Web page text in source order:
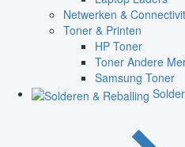
Netwerken &
Toner & Printen
HP Toner
Toner Andere
Samsung Toner